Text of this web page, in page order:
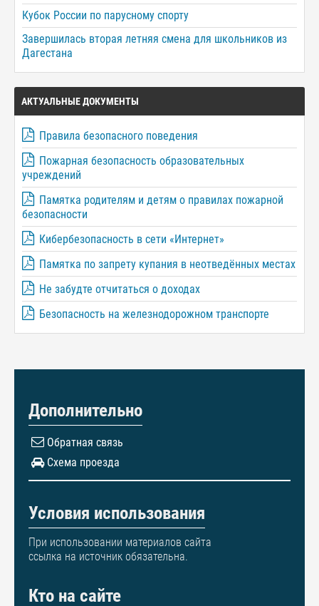
Кубок России по парусному спорту
Завершилась вторая летняя смена для школьников из
Дагестана
АКТУАЛЬНЫЕ ДОКУМЕНТЫ
Правила безопасного поведения
Пожарная безопасность образовательных
учреждений
Памятка родителям и детям о правилах пожарной
безопасности
Кибербезопасность в сети «Интернет»
Памятка по запрету купания в неотведённых местах
Не забудте отчитаться о доходах
Безопасность на железнодорожном транспорте
Дополнительно
Обратная связь
Схема проезда
Условия использования
При использовании материалов сайта
ссылка на источник обязательна.
Кто на сайте